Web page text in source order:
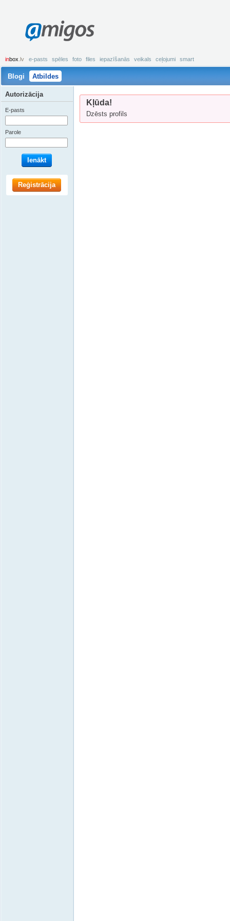
amigos
inbox .lv e-pasts spēles foto files iepazīšanās veikals ceļojumi smart
Blogi Atbildes
Kļūda!
Dzēsts profils
Autorizācija
E-pasts
Parole
Ienākt
Reģistrācija